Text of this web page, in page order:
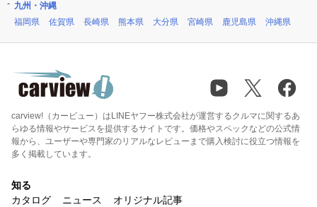
九州・沖縄
福岡県
佐賀県 長崎県 熊本県 大分県 宮崎県 鹿児島県 沖縄県
carview!（カービュー）はLINEヤフー株式会社が運営するクルマに関するあ
らゆる情報やサービスを提供するサイトです。価格やスペックなどの公式情
報から、ユーザーや専門家のリアルなレビューまで購入検討に役立つ情報を
多く掲載しています。
知る
カタログ
ニュース オリジナル記事